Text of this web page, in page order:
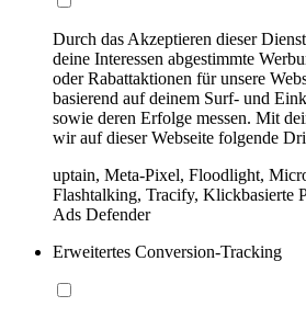
Durch das Akzeptieren dieser
deine Interessen abgestimmte
oder Rabattaktionen für unsere
basierend auf deinem Surf- und
sowie deren Erfolge messen. Mit
wir auf dieser Webseite folgende
uptain, Meta-Pixel, Floodlight,
Flashtalking, Tracify, Klickbasierte
Ads Defender
Erweitertes Conversion-Tracking